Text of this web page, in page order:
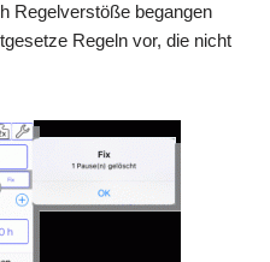
Regelverstöße begangen
Regeln vor, die nicht